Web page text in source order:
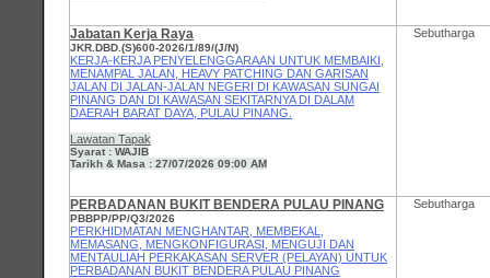
Jabatan Kerja Raya
JKR.DBD.(S)600-2026/1/89/(J/N)
KERJA-KERJA PENYELENGGARAAN UNTUK MEMBAIKI,
MENAMPAL JALAN, HEAVY PATCHING DAN GARISAN
JALAN DI JALAN-JALAN NEGERI DI KAWASAN SUNGAI
PINANG DAN DI KAWASAN SEKITARNYA DI DALAM
DAERAH BARAT DAYA, PULAU PINANG.
Lawatan Tapak
Syarat : WAJIB
Tarikh & Masa : 27/07/2026 09:00 AM
Sebutharga
PERBADANAN BUKIT BENDERA PULAU PINANG
PBBPP/PP/Q3/2026
PERKHIDMATAN MENGHANTAR, MEMBEKAL,
MEMASANG, MENGKONFIGURASI, MENGUJI DAN
MENTAULIAH PERKAKASAN SERVER (PELAYAN) UNTUK
PERBADANAN BUKIT BENDERA PULAU PINANG
Sebutharga